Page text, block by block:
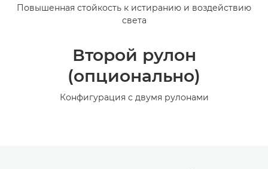
Повышенная стойкость к истиранию и воздействию
света
Второй рулон
(опционально)
Конфигурация с двумя рулонами